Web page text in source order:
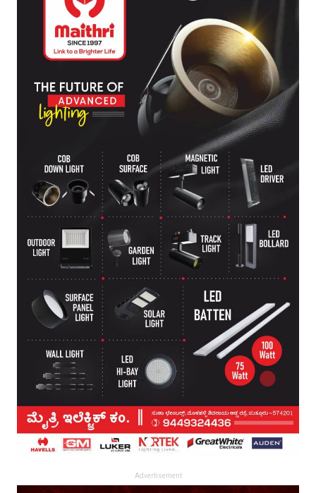
Advertisement